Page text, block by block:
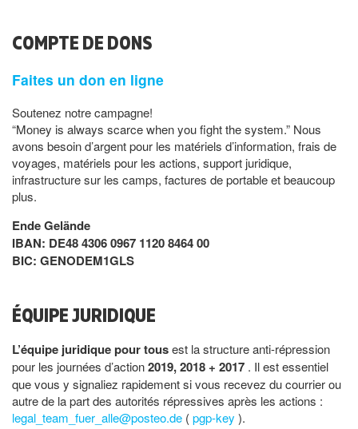
COMPTE DE DONS
Faites un don en ligne
Soutenez notre campagne!
“Money is always scarce when you fight the system.” Nous
avons besoin d’argent pour les matériels d’information, frais de
voyages, matériels pour les actions, support juridique,
infrastructure sur les camps, factures de portable et beaucoup
plus.
Ende Gelände
IBAN: DE48 4306 0967 1120 8464 00
BIC: GENODEM1GLS
ÉQUIPE JURIDIQUE
L’équipe juridique pour tousest la structure anti-répression
pour les journées d’action2019, 2018 + 2017 . Il est essentiel
que vous y signaliez rapidement si vous recevez du courrier ou
autre de la part des autorités répressives après les actions :
legal_team_fuer_alle@posteo.de (pgp-key ).